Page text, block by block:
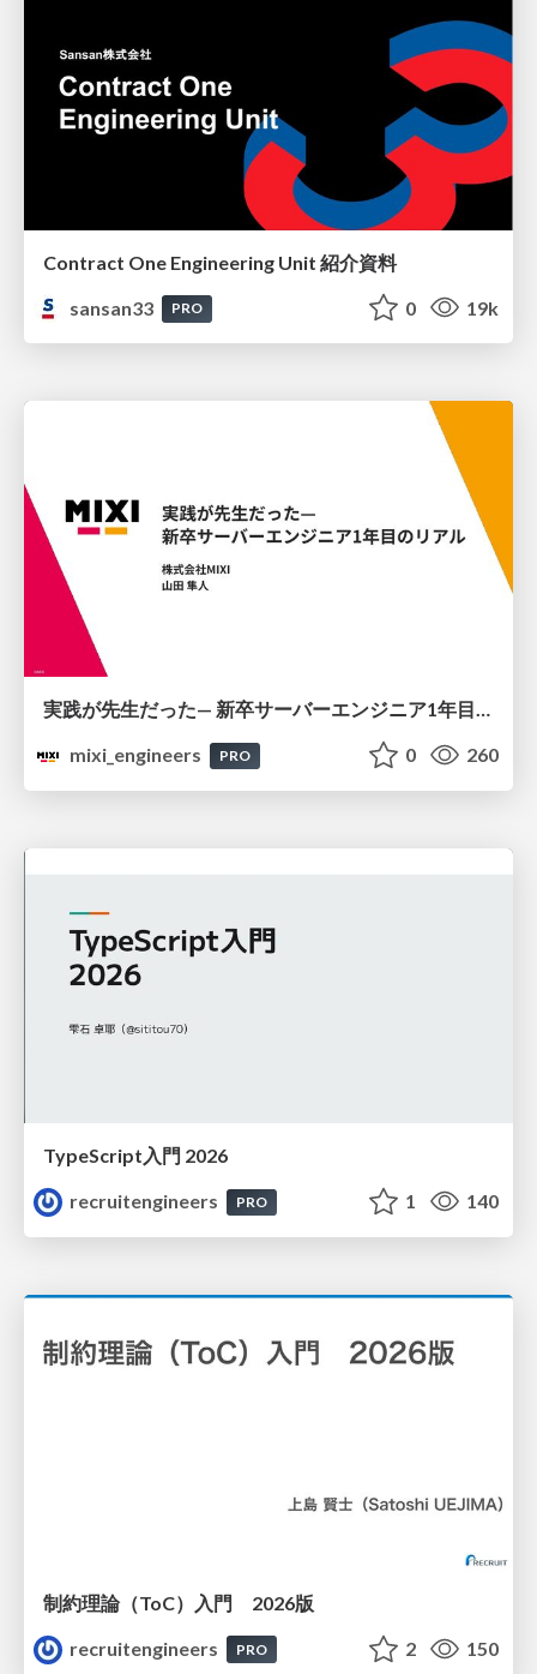
Contract One Engineering Unit 紹介資料
sansan33
PRO 0 19k
実践が先生だった— 新卒サーバーエンジニア1年目のリアル
mixi_engineers
PRO 0 260
TypeScript入門 2026
recruitengineers
PRO 1 140
制約理論（ToC）入門 2026版
recruitengineers
PRO 2 150